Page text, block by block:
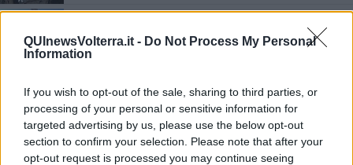
QUInewsVolterra.it - Do Not Process My Personal
Information
If you wish to opt-out of the sale, sharing to third parties, or
processing of your personal or sensitive information for
targeted advertising by us, please use the below opt-out
section to confirm your selection. Please note that after your
opt-out request is processed you may continue seeing
Da Volterra alla Cina, al top le eccellenze locali
Via Francigena, la proposta di un nuovo itinerario
Strade e vie di Volterra nell'arte di Santarsiero
Una "libellula" per Volterra, comune sostenibile